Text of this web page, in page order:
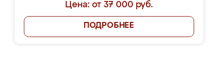
Цена: от 37 000 руб.
ПОДРОБНЕЕ